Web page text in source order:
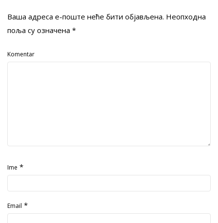
Ваша адреса е-поште неће бити објављена. Неопходна
поља су означена *
Komentar
Ime *
Email *